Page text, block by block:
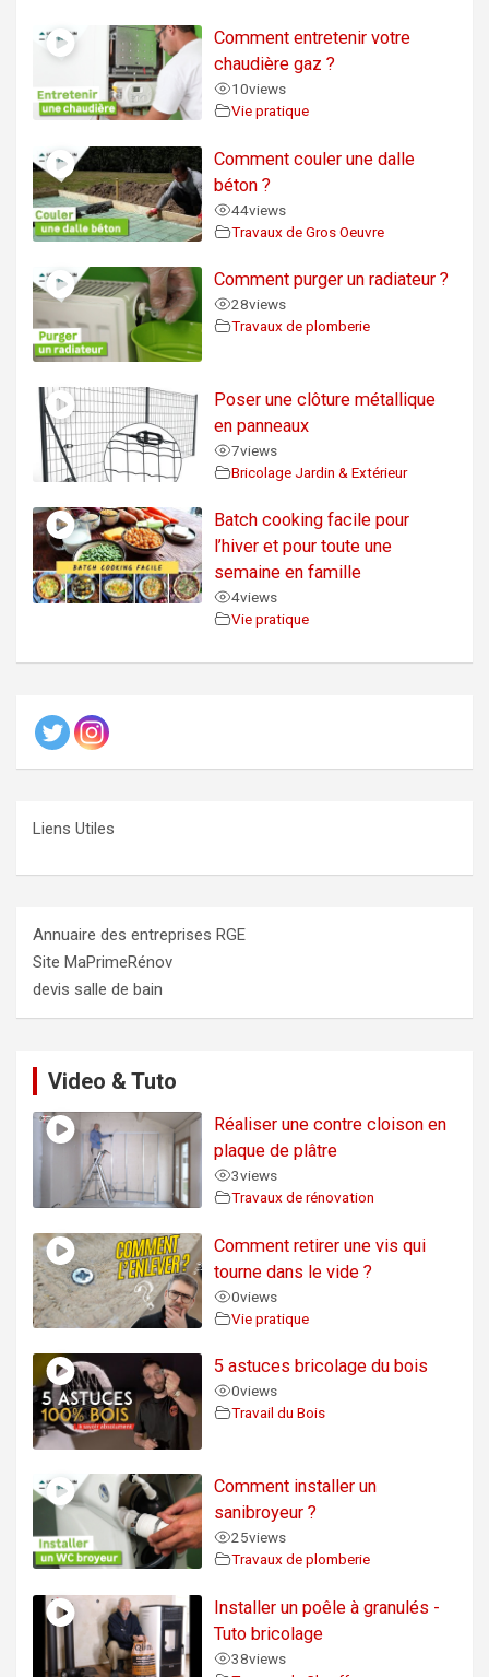
Comment entretenir votre
chaudière gaz ?
10views
Vie pratique
Comment couler une dalle
béton ?
44views
Travaux de Gros Oeuvre
Comment purger un radiateur ?
28views
Travaux de plomberie
Poser une clôture métallique
en panneaux
7views
Bricolage Jardin & Extérieur
Batch cooking facile pour
l’hiver et pour toute une
semaine en famille
4views
Vie pratique
Liens Utiles
Annuaire des entreprises RGE
Site MaPrimeRénov
devis salle de bain
Video & Tuto
Réaliser une contre cloison en
plaque de plâtre
3views
Travaux de rénovation
Comment retirer une vis qui
tourne dans le vide ?
0views
Vie pratique
5 astuces bricolage du bois
0views
Travail du Bois
Comment installer un
sanibroyeur ?
25views
Travaux de plomberie
Installer un poêle à granulés -
Tuto bricolage
38views